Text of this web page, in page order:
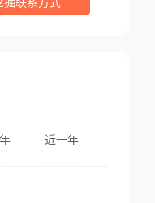
掘联系方式
近一年